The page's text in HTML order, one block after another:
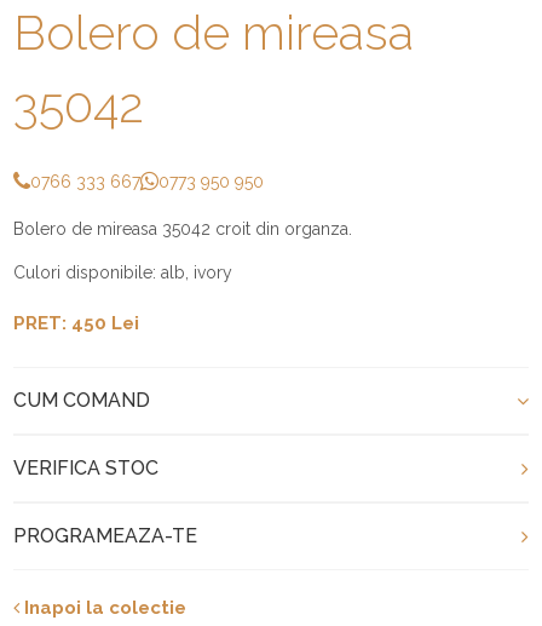
Bolero de mireasa
35042
0766 333 667 0773 950 950
Bolero de mireasa 35042 croit din organza.
Culori disponibile: alb, ivory
PRET: 450 Lei
CUM COMAND
VERIFICA STOC
PROGRAMEAZA-TE
Inapoi la colectie